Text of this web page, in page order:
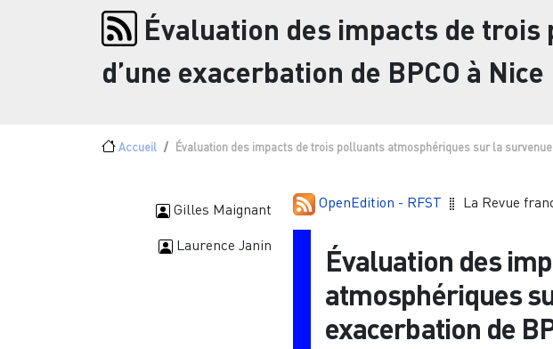
Évaluation des impacts de
d’une exacerbation de BPCO à Nice
Fil d'Ariane
Accueil Évaluation des impacts de trois polluants atmosphériques sur la survenue
Gilles Maignant
Laurence Janin
OpenEdition - RFST La Revue
Évaluation des
atmosphériques
exacerbation de